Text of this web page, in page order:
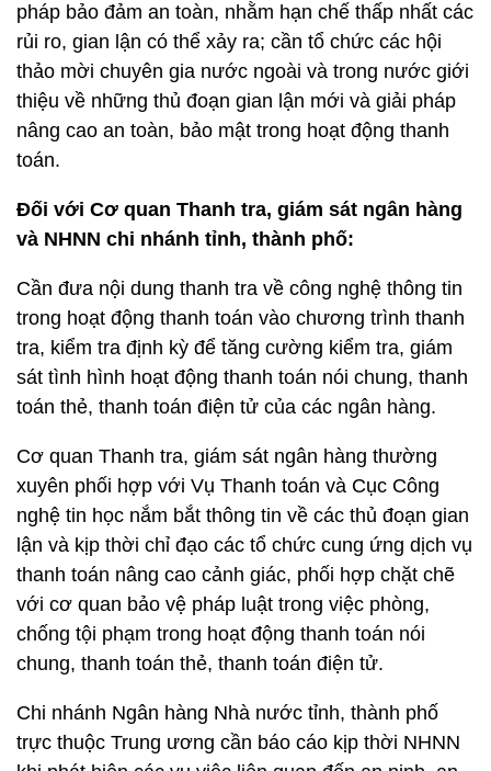
pháp bảo đảm an toàn, nhằm hạn chế thấp nhất các
rủi ro, gian lận có thể xảy ra; cần tổ chức các hội
thảo mời chuyên gia nước ngoài và trong nước giới
thiệu về những thủ đoạn gian lận mới và giải pháp
nâng cao an toàn, bảo mật trong hoạt động thanh
toán.
Đối với Cơ quan Thanh tra, giám sát ngân hàng
và NHNN chi nhánh tỉnh, thành phố:
Cần đưa nội dung thanh tra về công nghệ thông tin
trong hoạt động thanh toán vào chương trình thanh
tra, kiểm tra định kỳ để tăng cường kiểm tra, giám
sát tình hình hoạt động thanh toán nói chung, thanh
toán thẻ, thanh toán điện tử của các ngân hàng.
Cơ quan Thanh tra, giám sát ngân hàng thường
xuyên phối hợp với Vụ Thanh toán và Cục Công
nghệ tin học nắm bắt thông tin về các thủ đoạn gian
lận và kịp thời chỉ đạo các tổ chức cung ứng dịch vụ
thanh toán nâng cao cảnh giác, phối hợp chặt chẽ
với cơ quan bảo vệ pháp luật trong việc phòng,
chống tội phạm trong hoạt động thanh toán nói
chung, thanh toán thẻ, thanh toán điện tử.
Chi nhánh Ngân hàng Nhà nước tỉnh, thành phố
trực thuộc Trung ương cần báo cáo kịp thời NHNN